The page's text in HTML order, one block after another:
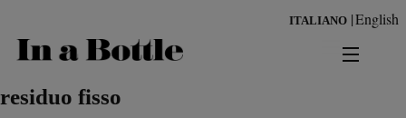
contenuto
ITALIANO English
residuo fisso